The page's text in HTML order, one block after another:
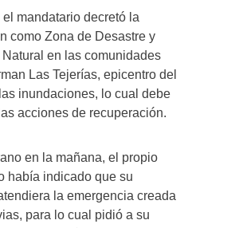
mandatario decretó la
como Zona de Desastre y
en las comunidades
Las Tejerías, epicentro del
inundaciones, lo cual debe
acciones de recuperación.
en la mañana, el propio
había indicado que su
la emergencia creada
para lo cual pidió a su